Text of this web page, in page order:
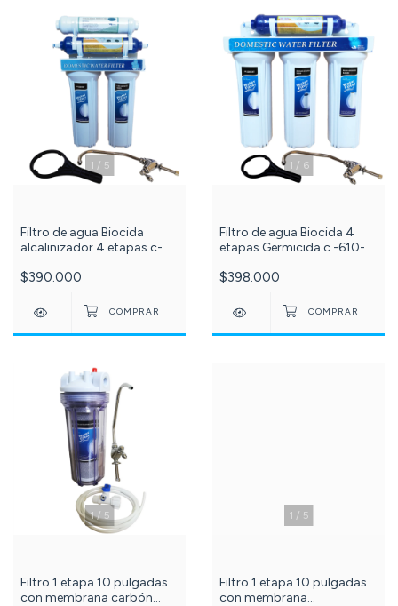
1 / 5
Filtro de agua Biocida
alcalinizador 4 etapas c-
$390.000
1 / 6
Filtro de agua Biocida 4
etapas Germicida c -610-
$398.000
1/ 5
Filtro 1 etapa 10 pulgadas
con membrana carbón
1 / 5
Filtro 1 etapa 10 pulgadas
con membrana